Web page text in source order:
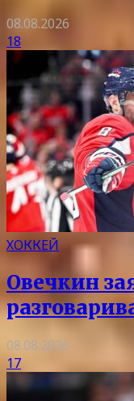
08.08.2026
18
ХОККЕЙ
Овечкин
08.08.2026
17